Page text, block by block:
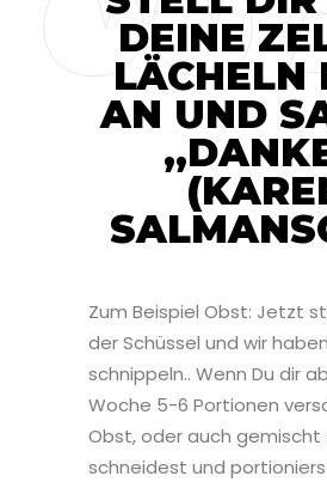
DEINE
LÄCHELN
AN UND
Zum Beispiel Obst: Jetzt
der Schüssel und wir
schnippeln.. Wenn Du dir
Woche 5-6 Portionen
Obst, oder auch gemischt
schneidest und